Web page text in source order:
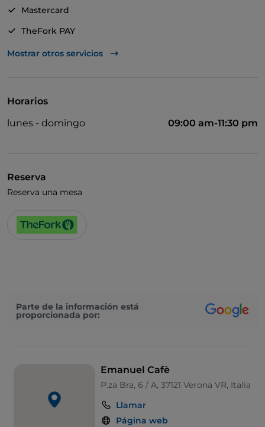
Mastercard
TheFork PAY
UnionPay via TheFork PAY
Se habla francés
Wi-Fi
Mostrar otros servicios
Horarios
lunes - domingo
09:00 am-11:30 pm
Reserva
Reserva una mesa
Parte de la información está
proporcionada por:
Emanuel Cafè
P.za Bra, 6 / A, 37121 Verona VR, Italia
Llamar
Página web